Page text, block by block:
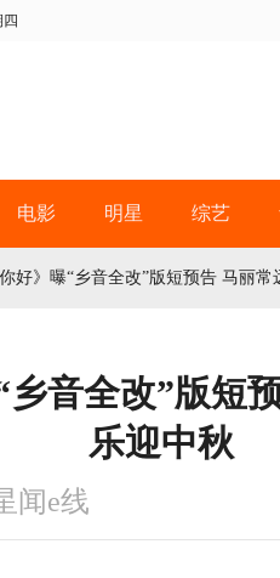
电影 明星 综艺
你好》曝“乡音全改”版短预告 马丽
乡音全改”版短
乐迎中秋
闻e线